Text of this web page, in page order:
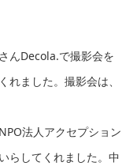
んDecola.で撮影会を
ました。撮影会は、
法人アクセプション
らしてくれました。中